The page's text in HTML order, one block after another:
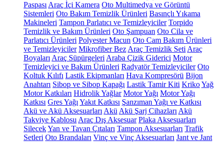
Paspası Araç İçi Kamera Oto Multimedya ve Görüntü
Sistemleri Oto Bakım Temizlik Ürünleri Basınçlı Yıkama
Makineleri Tampon Parlatıcı ve Temizleyiciler Torpido
Temizlik ve Bakım Ürünleri Oto Şampuan Oto Cila ve
Parlatıcı Ürünleri Polyester Macun Oto Cam Bakım Ürünleri
ve Temizleyiciler Mikrofiber Bez Araç Temizlik Seti Araç
Boyaları Araç Süpürgeleri Araba Çizik Giderici Motor
Temizleyici ve Bakım Ürünleri Radyatör Temizleyiciler Oto
Koltuk Kılıfı Lastik Ekipmanları Hava Kompresörü Bijon
Anahtarı Sibop ve Sibop Kapağı Lastik Tamir Kiti KrikoYağ
Motor Katkıları Hidrolik Yağlar Motor Yağı Motor Yağı
Katkısı Gres Yağı Yakıt Katkısı Şanzıman Yağı ve Katkısı
Akü ve Akü Aksesuarları Akü Akü Şarj Cihazları Akü
Takviye Kablosu Araç Dış Aksesuar Plaka Aksesuarları
SilecekYan ve Tavan Çıtaları Tampon Aksesuarları Trafik
Setleri Oto Brandaları Vinç ve Vinç Aksesuarları Jant ve Jant